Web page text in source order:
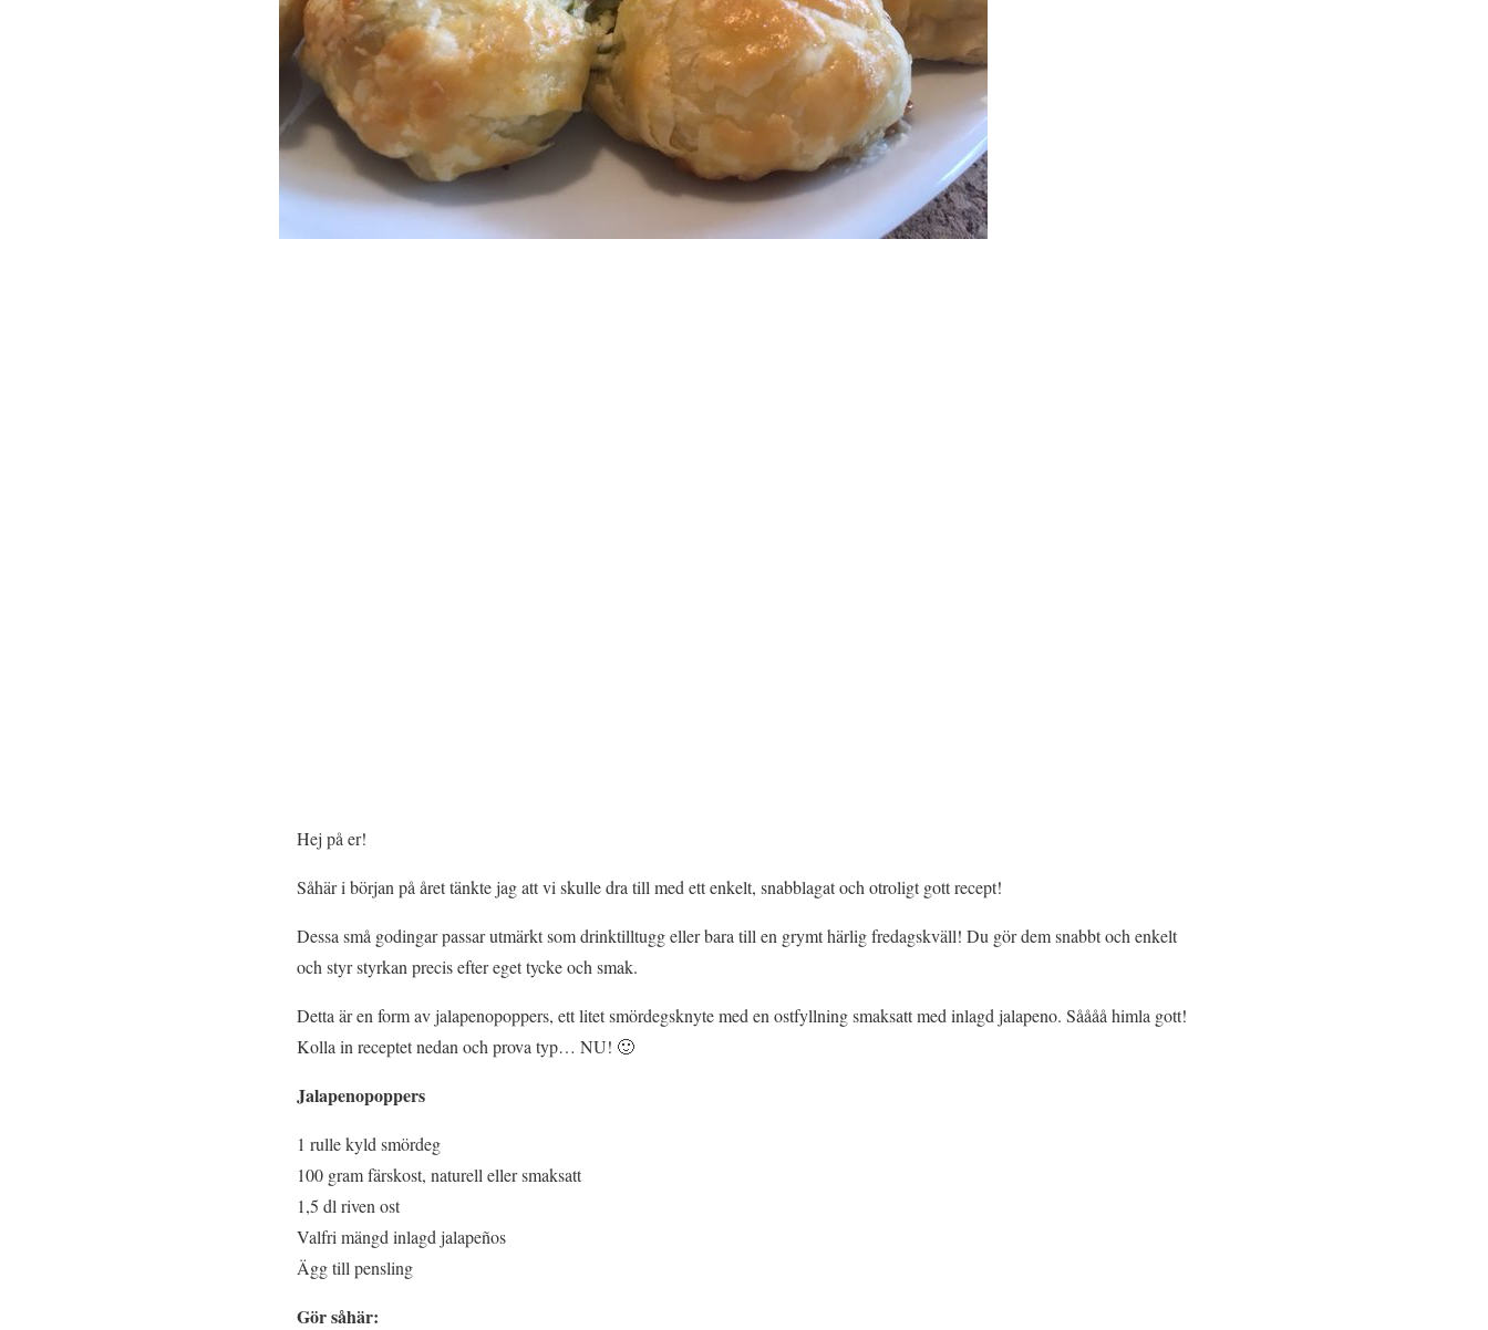
Hej på er!
Såhär i början på året tänkte jag att vi skulle dra till med ett enkelt, snabblagat och otroligt gott recept!
Dessa små godingar passar utmärkt som drinktilltugg eller bara till en grymt härlig fredagskväll! Du gör dem snabbt och enkelt
och styr styrkan precis efter eget tycke och smak.
Detta är en form av jalapenopoppers, ett litet smördegsknyte med en ostfyllning smaksatt med inlagd jalapeno. Såååå himla gott!
Kolla in receptet nedan och prova typ… NU! 🙂
Jalapenopoppers
1 rulle kyld smördeg
100 gram färskost, naturell eller smaksatt
1,5 dl riven ost
Valfri mängd inlagd jalapeños
Ägg till pensling
Gör såhär: